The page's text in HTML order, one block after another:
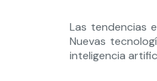
Las tendencias
Nuevas
inteligencia